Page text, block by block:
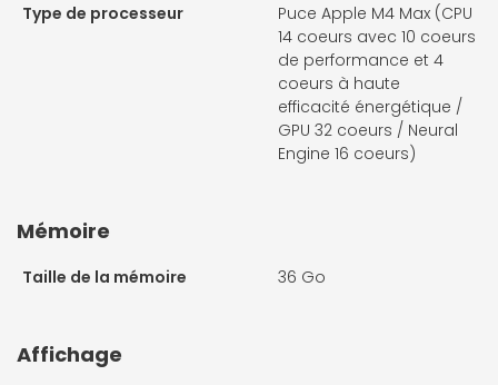
Type de processeur
Puce Apple M4 Max (CPU
14 coeurs avec 10 coeurs
de performance et 4
coeurs à haute
efficacité énergétique /
GPU 32 coeurs / Neural
Engine 16 coeurs)
Mémoire
Taille de la mémoire 36 Go
Affichage